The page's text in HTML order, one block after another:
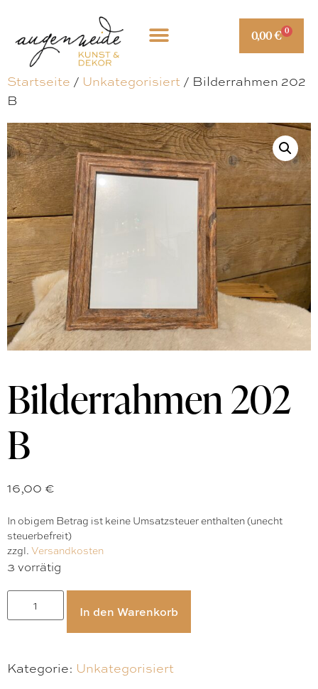
0,00€ 0
Startseite / Unkategorisiert / Bilderrahmen 202
B
Bilderrahmen 202
B
16,00 €
In obigem Betrag ist keine Umsatzsteuer enthalten (unecht
steuerbefreit)
zzgl. Versandkosten
3 vorrätig
In den Warenkorb
Kategorie: Unkategorisiert